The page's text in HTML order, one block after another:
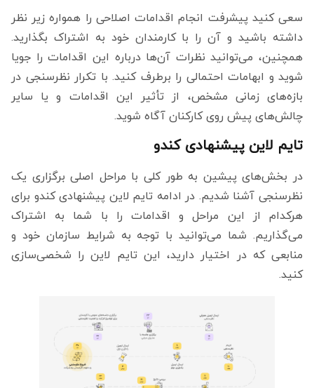
سعی کنید پیشرفت انجام اقدامات اصلاحی را همواره زیر نظر
داشته باشید و آن را با کارمندان خود به اشتراک بگذارید.
همچنین، می‌توانید نظرات آن‌ها درباره این اقدامات را جویا
شوید و ابهامات احتمالی را برطرف کنید. با تکرار نظرسنجی در
بازه‌های زمانی مشخص، از تأثیر این اقدامات و یا سایر
چالش‌های پیش روی کارکنان آگاه شوید.
تایم لاین پیشنهادی کندو
در بخش‌های پیشین به طور کلی با مراحل اصلی برگزاری یک
نظرسنجی آشنا شدیم. در ادامه تایم لاین پیشنهادی کندو برای
هرکدام از این مراحل و اقدامات را با شما به اشتراک
می‌گذاریم. شما می‌توانید با توجه به شرایط سازمان خود و
منابعی که در اختیار دارید، این تایم لاین را شخصی‌سازی
کنید.